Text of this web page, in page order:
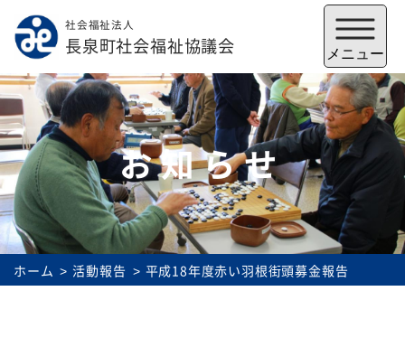
社会福祉法人
長泉町社会福祉協議会 メニュー
メニューを閉じる
お知らせ
ホーム 活動報告 平成18年度赤い羽根街頭募金報告